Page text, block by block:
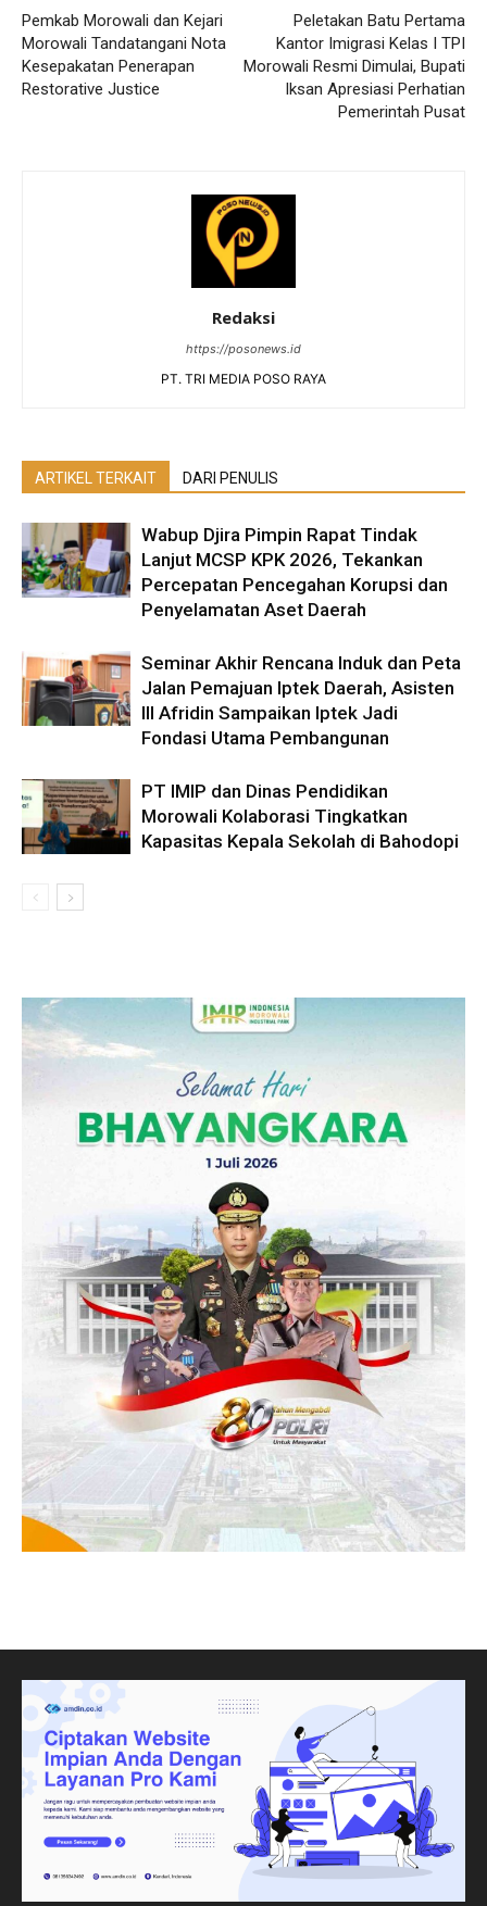
Pemkab Morowali dan Kejari
Morowali Tandatangani Nota
Kesepakatan Penerapan
Restorative Justice
Peletakan Batu Pertama
Kantor Imigrasi Kelas I TPI
Morowali Resmi Dimulai, Bupati
Iksan Apresiasi Perhatian
Pemerintah Pusat
Redaksi
https://posonews.id
PT. TRI MEDIA POSO RAYA
ARTIKEL TERKAIT DARI PENULIS
Wabup Djira Pimpin Rapat Tindak
Lanjut MCSP KPK 2026, Tekankan
Percepatan Pencegahan Korupsi dan
Penyelamatan Aset Daerah
Seminar Akhir Rencana Induk dan Peta
Jalan Pemajuan Iptek Daerah, Asisten
III Afridin Sampaikan Iptek Jadi
Fondasi Utama Pembangunan
PT IMIP dan Dinas Pendidikan
Morowali Kolaborasi Tingkatkan
Kapasitas Kepala Sekolah di Bahodopi